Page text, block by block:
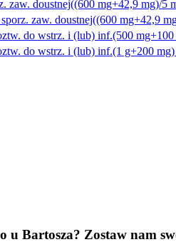
zaw. doustnej((600 mg+42,9 mg)/5
zaw. doustnej((600 mg+42,9
do wstrz. i (lub) inf.(500
do wstrz. i (lub) inf.(1 g+200
u Bartosza? Zostaw nam